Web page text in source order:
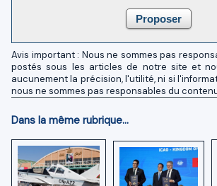
Avis important : Nous ne sommes pas
postés sous les articles de notre site et
aucunement la précision, l'utilité, ni si
nous ne sommes pas responsables du
Dans la même rubrique...